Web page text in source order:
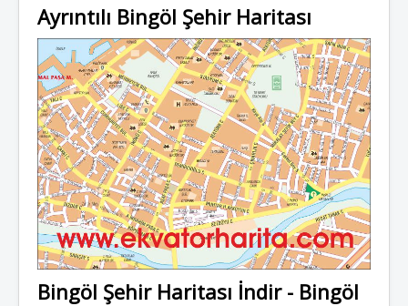
Ayrıntılı Bingöl Şehir Haritası
Bingöl Şehir Haritası İndir - Bingöl